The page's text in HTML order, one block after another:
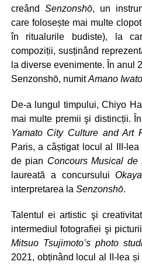
creând Senzonshō, un
care folosește mai multe
în ritualurile budiste), la
compoziții, susținând
la diverse evenimente. În anul
Senzonshō, numitAmano
De-a lungul timpului, Chiyo
mai multe premii şi distincții.
Yamato City Culture and Art
Paris, a câștigat locul al III-
de pian Concours Musical de
laureată a concursului
interpretarea la Senzonshō.
Talentul ei artistic şi
intermediul fotografiei şi
Mitsuo Tsujimoto’s photo
2021, obținând locul al II-lea și